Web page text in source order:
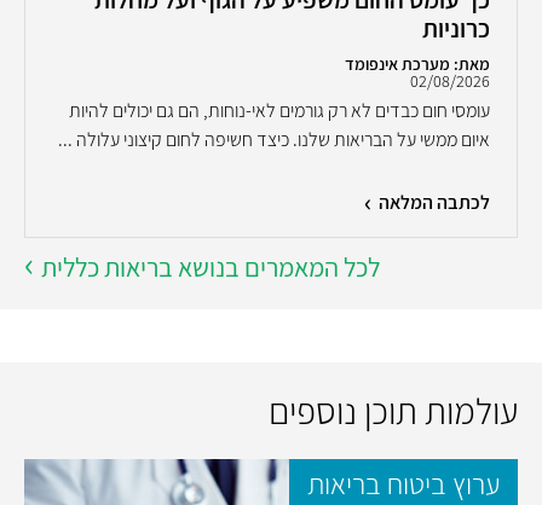
כרוניות
מאת: מערכת אינפומד
02/08/2026
עומסי חום כבדים לא רק גורמים לאי-נוחות, הם גם יכולים להיות
איום ממשי על הבריאות שלנו. כיצד חשיפה לחום קיצוני עלולה ...
לכתבה המלאה
לכל המאמרים בנושא בריאות כללית
עולמות תוכן נוספים
ערוץ ביטוח בריאות